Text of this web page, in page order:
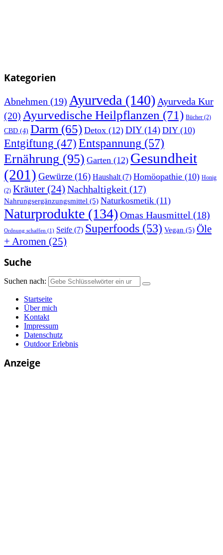
Kategorien
Abnehmen (19) Ayurveda (140) Ayurveda Kur
(20) Ayurvedische Heilpflanzen (71) Bücher (2)
CBD (4) Darm (65) Detox (12) DIY(14) DIY(10)
Entgiftung (47)Entspannung (57)
Ernährung (95) Garten (12) Gesundheit
(201) Gewürze (16) Haushalt(7) Homöopathie (10) Honig
(2) Kräuter (24) Nachhaltigkeit (17)
Nahrungsergänzungsmittel (5) Naturkosmetik (11)
Naturprodukte (134) Omas Hausmittel (18)
Ordnung schaffen (1) Seife (7) Superfoods (53) Vegan (5) Öle
+ Aromen (25)
Suche
Suchen nach:
Startseite
Über mich
Kontakt
Impressum
Datenschutz
Outdoor Erlebnis
Anzeige